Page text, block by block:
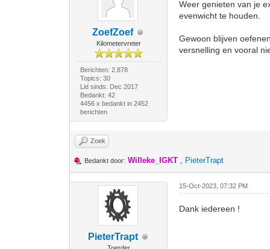
ZoefZoef
Kilometervreter
Berichten: 2.878
Topics: 30
Lid sinds: Dec 2017
Bedankt: 42
4456 x bedankt in 2452
berichten
Weer genieten van je
evenwicht te houden.
Gewoon blijven
versnelling en vooral
Zoek
Bedankt door: Willeke_IGKT , PieterTrapt
PieterTrapt
15-Oct-2023, 07:32 PM
Dank iedereen !